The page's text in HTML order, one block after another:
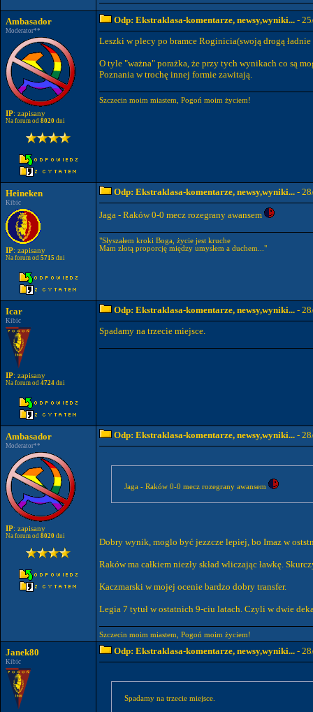
Ambasador
Moderator**
IP: zapisany
Na forum od 8020 dni
Odp: Ekstraklasa-komentarze, newsy,wyniki... -
Leszki w plecy po bramce Roginicia(swoją drogą ładnie
O tyle "ważna" porażka, że przy tych wynikach co są
Poznania w trochę innej formie zawitają.
Szczecin moim miastem, Pogoń moim życiem!
Heineken
Kibic
IP: zapisany
Na forum od 5715 dni
Odp: Ekstraklasa-komentarze, newsy,wyniki... -
Jaga - Raków 0-0 mecz rozegrany awansem
"Słyszałem kroki Boga, życie jest kruche
Mam złotą proporcję między umysłem a duchem..."
Icar
Kibic
IP: zapisany
Na forum od 4724 dni
Odp: Ekstraklasa-komentarze, newsy,wyniki... -
Spadamy na trzecie miejsce.
Ambasador
Moderator**
IP: zapisany
Na forum od 8020 dni
Odp: Ekstraklasa-komentarze, newsy,wyniki... -
Jaga - Raków 0-0 mecz rozegrany awansem
Dobry wynik, moglo być jezzcze lepiej, bo Imaz w
Raków ma całkiem niezły skład wliczając ławkę.
Kaczmarski w mojej ocenie bardzo dobry transfer.
Legia 7 tytuł w ostatnich 9-ciu latach. Czyli w dwie
Szczecin moim miastem, Pogoń moim życiem!
Janek80
Kibic
Odp: Ekstraklasa-komentarze, newsy,wyniki... -
Spadamy na trzecie miejsce.